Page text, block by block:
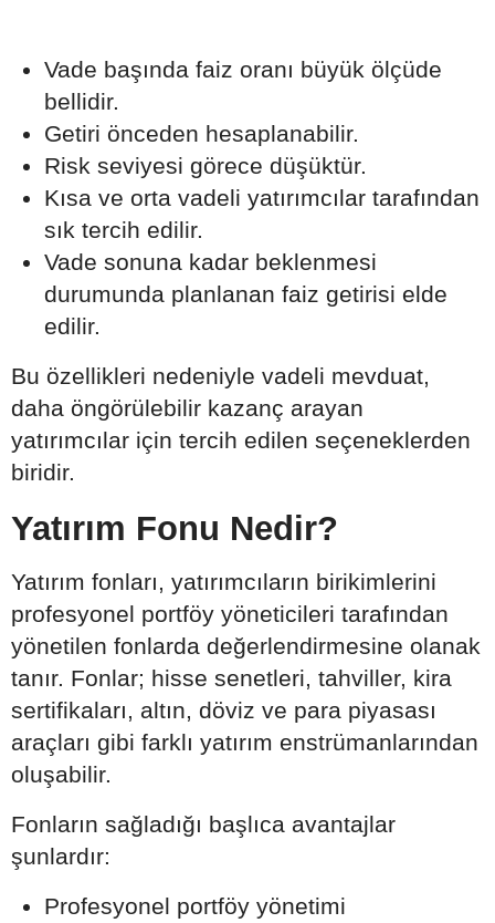
Vade başında faiz oranı büyük ölçüde
bellidir.
Getiri önceden hesaplanabilir.
Risk seviyesi görece düşüktür.
Kısa ve orta vadeli yatırımcılar tarafından
sık tercih edilir.
Vade sonuna kadar beklenmesi
durumunda planlanan faiz getirisi elde
edilir.
Bu özellikleri nedeniyle vadeli mevduat,
daha öngörülebilir kazanç arayan
yatırımcılar için tercih edilen seçeneklerden
biridir.
Yatırım Fonu Nedir?
Yatırım fonları, yatırımcıların birikimlerini
profesyonel portföy yöneticileri tarafından
yönetilen fonlarda değerlendirmesine olanak
tanır. Fonlar; hisse senetleri, tahviller, kira
sertifikaları, altın, döviz ve para piyasası
araçları gibi farklı yatırım enstrümanlarından
oluşabilir.
Fonların sağladığı başlıca avantajlar
şunlardır:
Profesyonel portföy yönetimi